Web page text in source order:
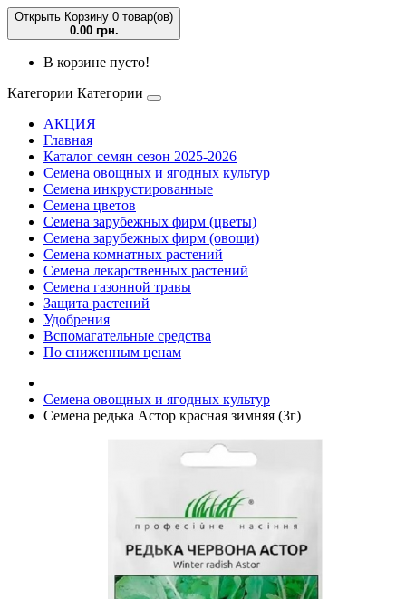
Открыть Корзину 0 товар(ов)
0.00 грн.
В корзине пусто!
Категории Категории
АКЦИЯ
Главная
Каталог семян сезон 2025-2026
Семена овощных и ягодных культур
Семена инкрустированные
Семена цветов
Семена зарубежных фирм (цветы)
Семена зарубежных фирм (овощи)
Семена комнатных растений
Семена лекарственных растений
Семена газонной травы
Защита растений
Удобрения
Вспомагательные средства
По сниженным ценам
Семена овощных и ягодных культур
Семена редька Астор красная зимняя (3г)